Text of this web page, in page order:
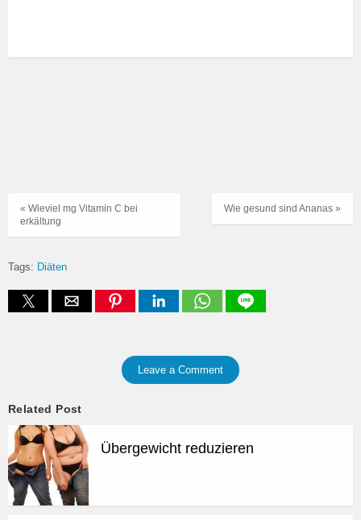
Wie gesund sind Ananas »
« Wieviel mg Vitamin C bei
erkältung
Tags: Diäten
Leave a Comment
Related Post
Übergewicht reduzieren